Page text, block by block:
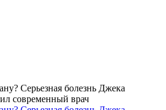
Серьезная болезнь Джека
современный врач